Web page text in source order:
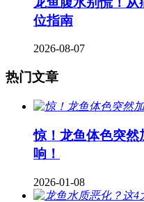
位指南
2026-08-07
热门文章
惊！龙鱼体色突然
响！
2026-01-08